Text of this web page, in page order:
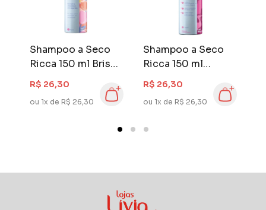
Shampoo a Seco
Ricca 150 ml Brisa
Floral
R$ 26,30
ou 1x de R$ 26,30
Shampoo a Seco
Ricca 150 ml
Fortificante
R$ 26,30
ou 1x de R$ 26,30